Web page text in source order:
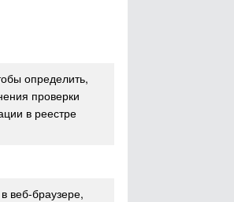
определить,
проверки
в реестре
веб-браузере,